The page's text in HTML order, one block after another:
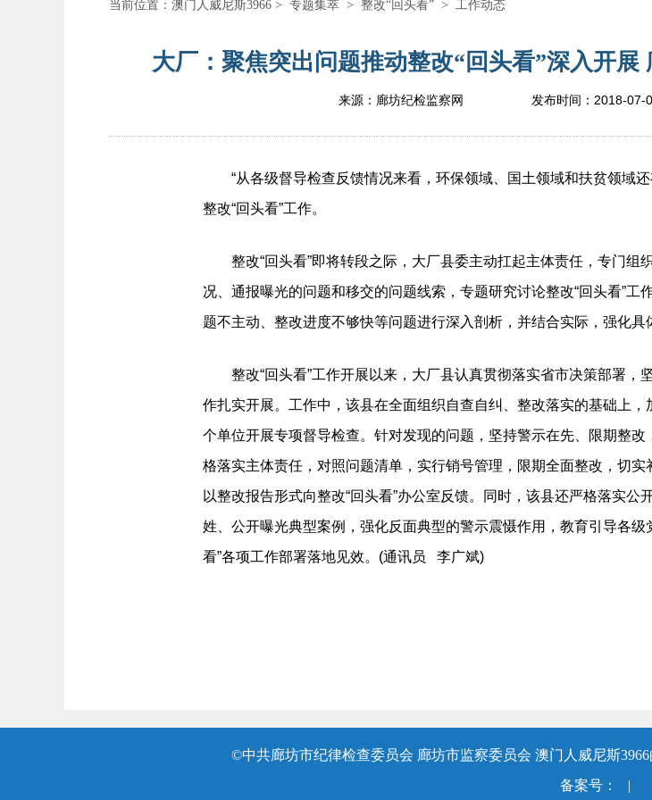
当前位置： 澳门人威尼斯3966 > 专题集萃 > 整改“回头看” > 工作动态
大厂：聚焦突出问题推动整改“回头看”深入开
来源：廊坊纪检监察网 发布时间： 2018-07-
“从各级督导检查反馈情况来看，环保领域、国土领域和扶贫领域
整改“回头看”工作。
整改“回头看”即将转段之际，大厂县委主动扛起主体责任，专门组
况、通报曝光的问题和移交的问题线索，专题研究讨论整改“回头看”
题不主动、整改进度不够快等问题进行深入剖析，并结合实际，强化具
整改“回头看”工作开展以来，大厂县认真贯彻落实省市决策部署，坚
作扎实开展。工作中，该县在全面组织自查自纠、整改落实的基础上
个单位开展专项督导检查。针对发现的问题，坚持警示在先、限期整
格落实主体责任，对照问题清单，实行销号管理，限期全面整改，切
以整改报告形式向整改“回头看”办公室反馈。同时，该县还严格落实公
姓、公开曝光典型案例，强化反面典型的警示震慑作用，教育引导各
看”各项工作部署落地见效。(通讯员 李广斌)
©中共廊坊市纪律检查委员会 廊坊市监察委员会 澳门人威尼斯
备案号：
|